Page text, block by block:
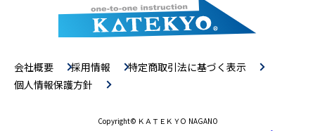
会社概要 採用情報
特定商取引法に基づく表示
個人情報保護方針
Copyright© ＫＡＴＥＫＹＯ NAGANO